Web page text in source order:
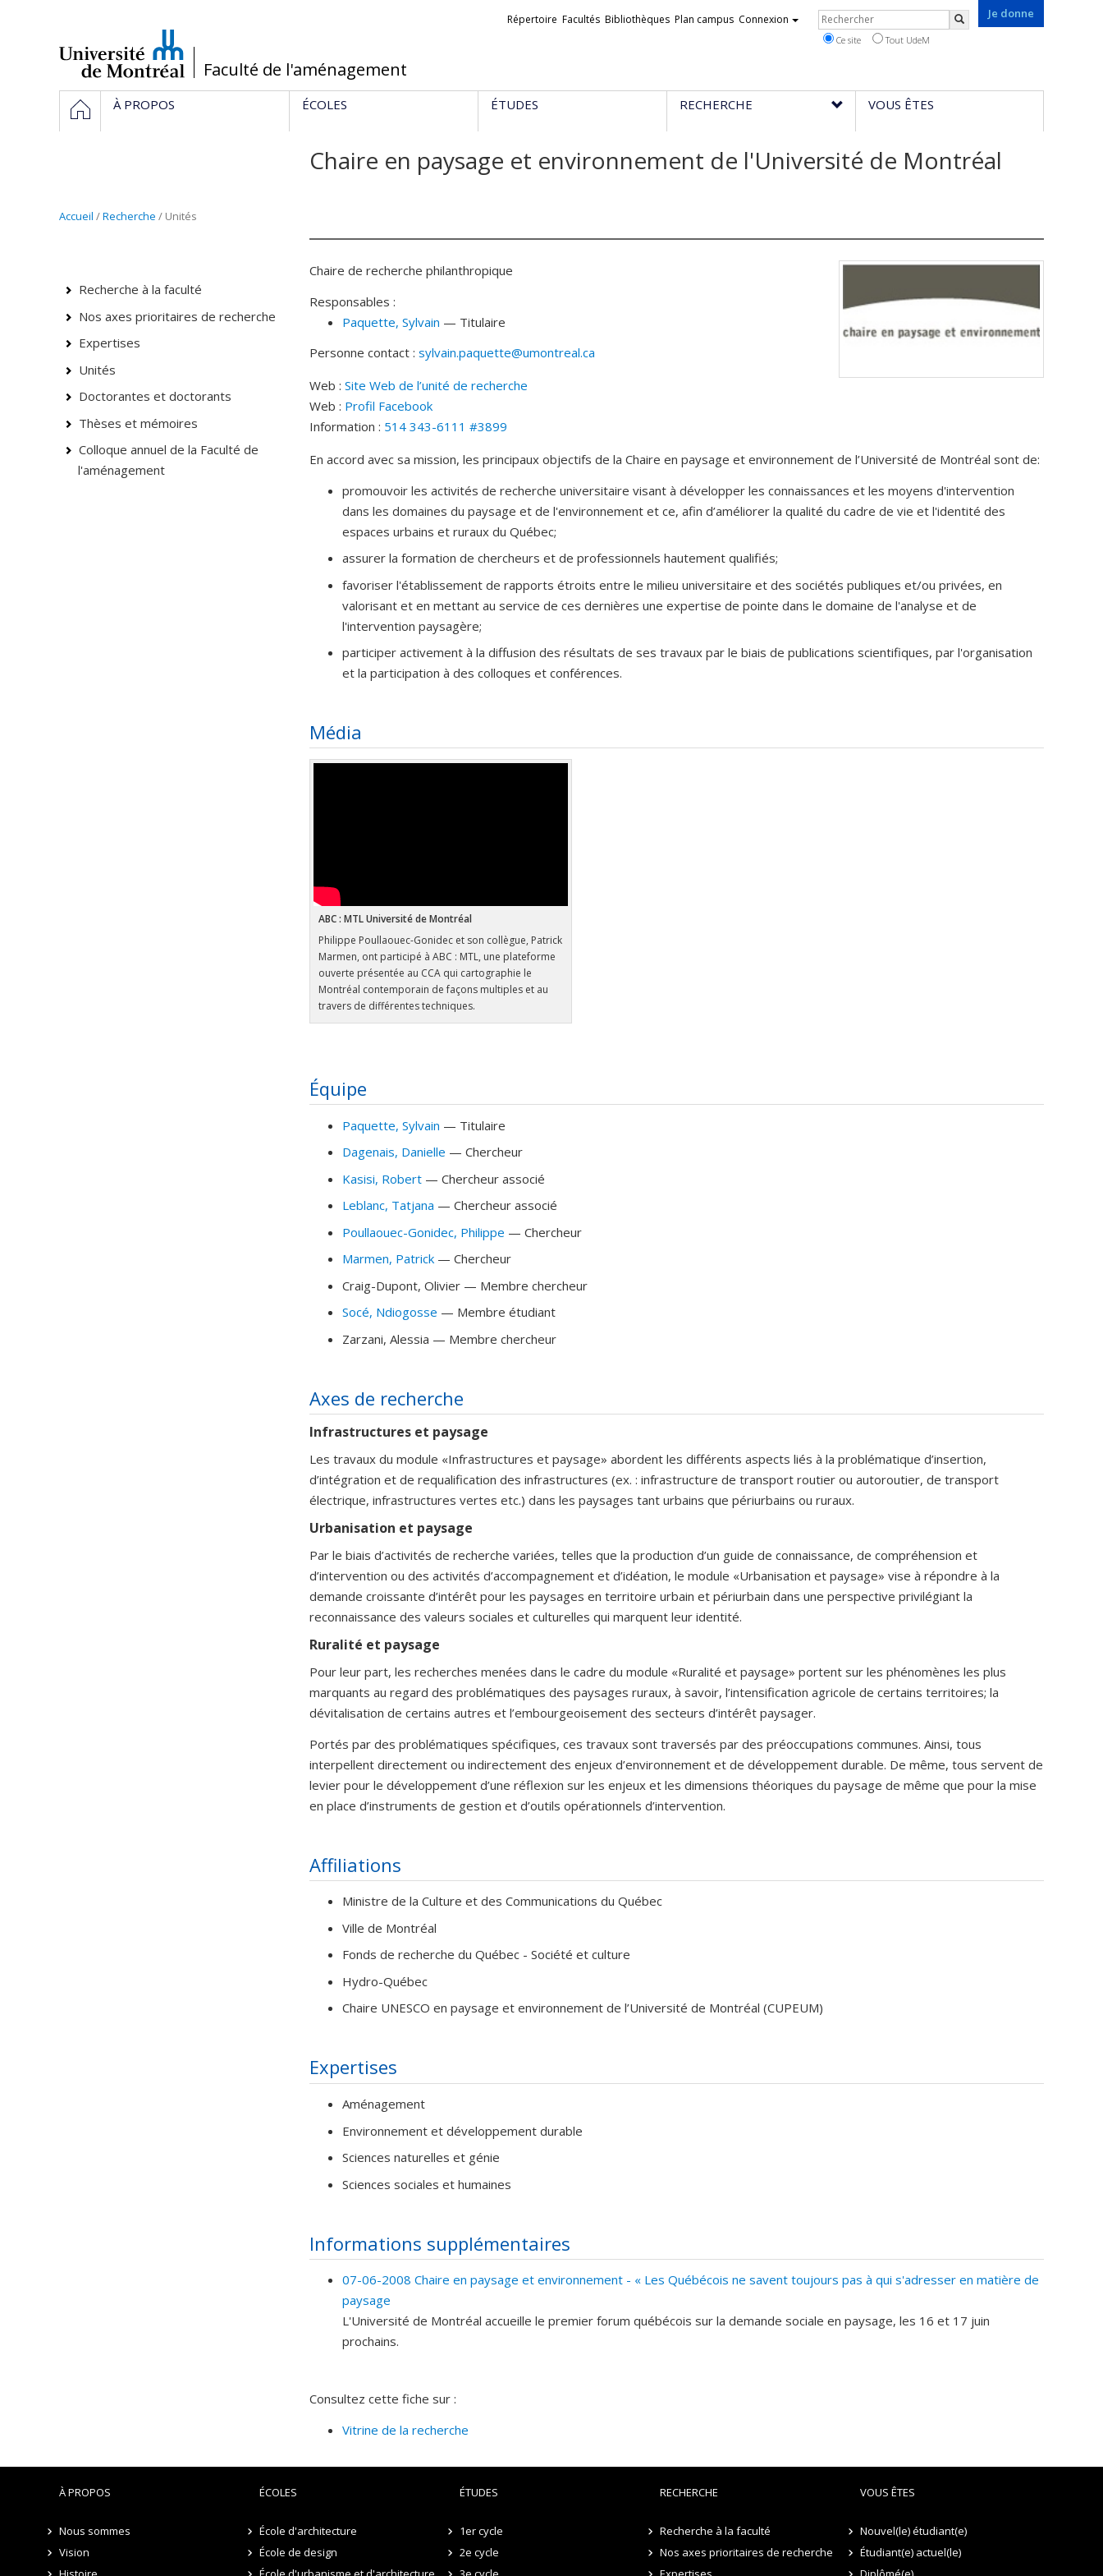
/Faculté de l'aménagement
Je donne
Liens
Répertoire Facultés Bibliothèques Plan campus Connexion Rechercher
Ce site Tout UdeM
Navigation
principale
ACCUEIL
À PROPOS ÉCOLES ÉTUDES RECHERCHE VOUS ÊTES
Chaire en paysage et environnement de l'Université de Montréal
Chaire de recherche philanthropique
Responsables :
Paquette, Sylvain — Titulaire
Personne contact : sylvain.paquette@umontreal.ca
Web : Site Web de l’unité de recherche
Web : Profil Facebook
Information : 514 343-6111 #3899
En accord avec sa mission, les principaux objectifs de la Chaire en paysage et environnement de l’Université de Montréal sont de:
promouvoir les activités de recherche universitaire visant à développer les connaissances et les moyens d'intervention
dans les domaines du paysage et de l'environnement et ce, afin d’améliorer la qualité du cadre de vie et l'identité des
espaces urbains et ruraux du Québec;
assurer la formation de chercheurs et de professionnels hautement qualifiés;
favoriser l'établissement de rapports étroits entre le milieu universitaire et des sociétés publiques et/ou privées, en
valorisant et en mettant au service de ces dernières une expertise de pointe dans le domaine de l'analyse et de
l'intervention paysagère;
participer activement à la diffusion des résultats de ses travaux par le biais de publications scientifiques, par l'organisation
et la participation à des colloques et conférences.
Média
ABC : MTL Université de Montréal
Philippe Poullaouec-Gonidec et son collègue, Patrick
Marmen, ont participé à ABC : MTL, une plateforme
ouverte présentée au CCA qui cartographie le
Montréal contemporain de façons multiples et au
travers de différentes techniques.
Équipe
Paquette, Sylvain — Titulaire
Dagenais, Danielle — Chercheur
Kasisi, Robert — Chercheur associé
Leblanc, Tatjana — Chercheur associé
Poullaouec-Gonidec, Philippe — Chercheur
Marmen, Patrick — Chercheur
Craig-Dupont, Olivier — Membre chercheur
Socé, Ndiogosse — Membre étudiant
Zarzani, Alessia — Membre chercheur
Axes de recherche
Infrastructures et paysage
Les travaux du module «Infrastructures et paysage» abordent les différents aspects liés à la problématique d’insertion,
d’intégration et de requalification des infrastructures (ex. : infrastructure de transport routier ou autoroutier, de transport
électrique, infrastructures vertes etc.) dans les paysages tant urbains que périurbains ou ruraux.
Urbanisation et paysage
Par le biais d’activités de recherche variées, telles que la production d’un guide de connaissance, de compréhension et
d’intervention ou des activités d’accompagnement et d’idéation, le module «Urbanisation et paysage» vise à répondre à la
demande croissante d’intérêt pour les paysages en territoire urbain et périurbain dans une perspective privilégiant la
reconnaissance des valeurs sociales et culturelles qui marquent leur identité.
Ruralité et paysage
Pour leur part, les recherches menées dans le cadre du module «Ruralité et paysage» portent sur les phénomènes les plus
marquants au regard des problématiques des paysages ruraux, à savoir, l’intensification agricole de certains territoires; la
dévitalisation de certains autres et l’embourgeoisement des secteurs d’intérêt paysager.
Portés par des problématiques spécifiques, ces travaux sont traversés par des préoccupations communes. Ainsi, tous
interpellent directement ou indirectement des enjeux d’environnement et de développement durable. De même, tous servent de
levier pour le développement d’une réflexion sur les enjeux et les dimensions théoriques du paysage de même que pour la mise
en place d’instruments de gestion et d’outils opérationnels d’intervention.
Affiliations
Ministre de la Culture et des Communications du Québec
Ville de Montréal
Fonds de recherche du Québec - Société et culture
Hydro-Québec
Chaire UNESCO en paysage et environnement de l’Université de Montréal (CUPEUM)
Expertises
Aménagement
Environnement et développement durable
Sciences naturelles et génie
Sciences sociales et humaines
Informations supplémentaires
07-06-2008 Chaire en paysage et environnement - « Les Québécois ne savent toujours pas à qui s'adresser en matière de
paysage
L'Université de Montréal accueille le premier forum québécois sur la demande sociale en paysage, les 16 et 17 juin
prochains.
Consultez cette fiche sur :
Vitrine de la recherche
Accueil /Recherche / Unités
Recherche à la faculté
Nos axes prioritaires de recherche
Expertises
Unités
Doctorantes et doctorants
Thèses et mémoires
Colloque annuel de la Faculté de
l'aménagement
À PROPOS
Nous sommes
Vision
ÉCOLES
École d'architecture
École de design
ÉTUDES
1er cycle
2e cycle
RECHERCHE
Recherche à la faculté
Nos axes prioritaires de recherche
VOUS ÊTES
Nouvel(le) étudiant(e)
Étudiant(e) actuel(le)